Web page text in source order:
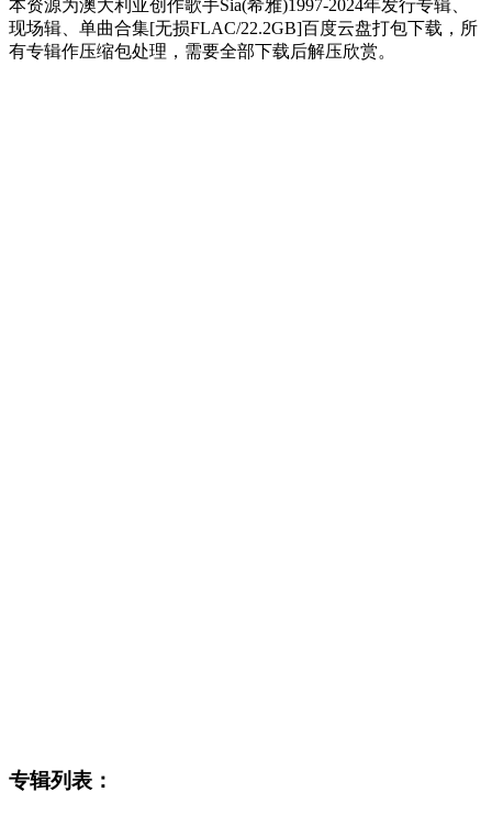
本资源为澳大利亚创作歌手Sia(希雅)1997-2024年发行专辑、
现场辑、单曲合集[无损FLAC/22.2GB]百度云盘打包下载，所
有专辑作压缩包处理，需要全部下载后解压欣赏。
专辑列表：